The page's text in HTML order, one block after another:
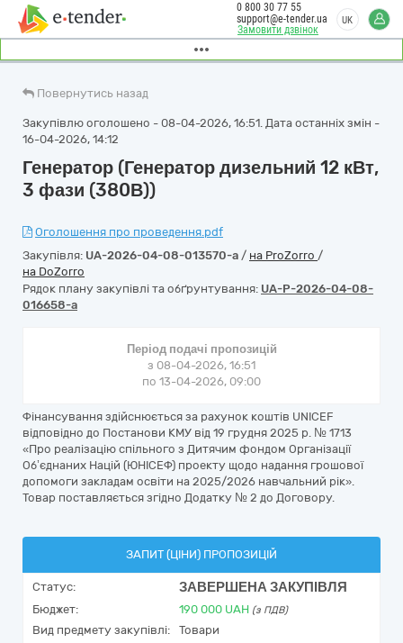
Замовити дзвінок
0 800 30 77 55
support@e-tender.ua
UK
Повернутись назад
Закупівлю оголошено - 08-04-2026, 16:51. Дата останніх змін -
16-04-2026, 14:12
Генератор (Генератор дизельний 12 кВт,
3 фази (380В))
Оголошення про проведення.pdf
Закупівля: UA-2026-04-08-013570-a / на ProZorro /
на DoZorro
Рядок плану закупівлі та обґрунтування: UA-P-2026-04-08-
016658-a
Період подачі пропозицій
з 08-04-2026, 16:51
по 13-04-2026, 09:00
Фінансування здійснюється за рахунок коштів UNICEF
відповідно до Постанови КМУ від 19 грудня 2025 р. № 1713
«Про реалізацію спільного з Дитячим фондом Організації
Об’єднаних Націй (ЮНІСЕФ) проекту щодо надання грошової
допомоги закладам освіти на 2025/2026 навчальний рік».
Товар поставляється згідно Додатку № 2 до Договору.
ЗАПИТ (ЦІНИ) ПРОПОЗИЦІЙ
Статус: ЗАВЕРШЕНА ЗАКУПІВЛЯ
Бюджет: 190 000 UAH (з ПДВ)
Вид предмету закупівлі:
Товари